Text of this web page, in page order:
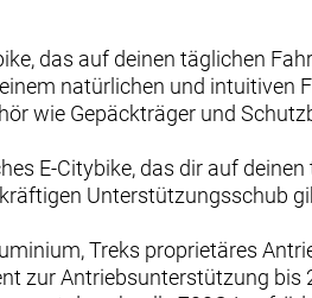
das auf deinen täglichen
natürlichen und intuitiven
wie Gepäckträger und
E-Citybike, das dir auf
Unterstützungsschub
Treks proprietäres
zur Antriebsunterstützung